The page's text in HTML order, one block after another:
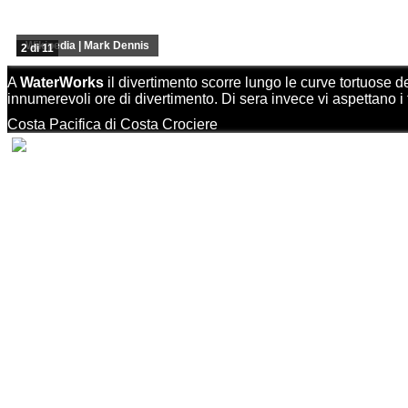
Wikipedia | Mark Dennis
2 di 11
AWaterWorks il divertimento scorre lungo le curve tortuose
innumerevoli ore di divertimento. Di sera invece vi aspettano
Costa Pacifica di Costa Crociere